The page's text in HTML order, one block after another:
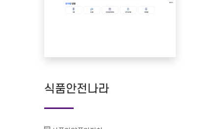
식품안전나라